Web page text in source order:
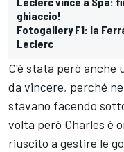
ghiaccio!
Fotogallery F1: la
Leclerc
C'è stata però anche
da vincere, perché
stavano facendo
volta però Charles è
riuscito a gestire le